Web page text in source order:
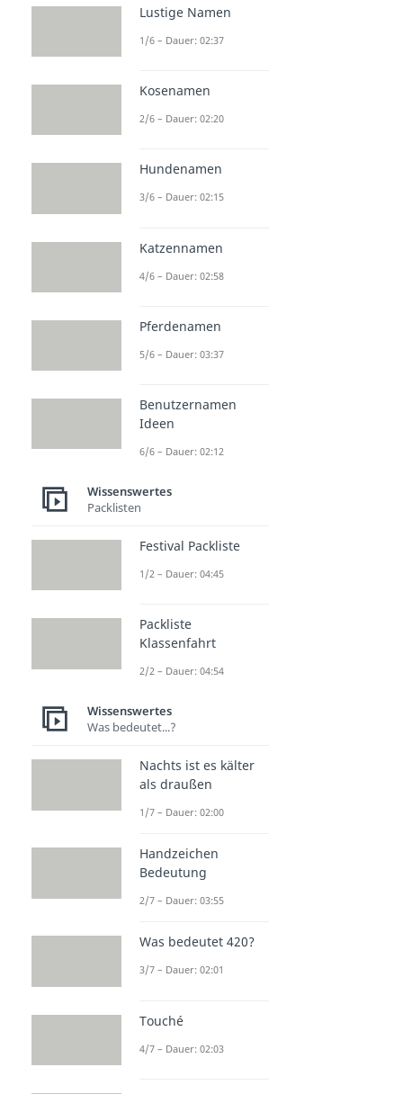
Lustige Namen
1/6 – Dauer: 02:37
Kosenamen
2/6 – Dauer: 02:20
Hundenamen
3/6 – Dauer: 02:15
Katzennamen
4/6 – Dauer: 02:58
Pferdenamen
5/6 – Dauer: 03:37
Benutzernamen
Ideen
6/6 – Dauer: 02:12
Wissenswertes
Packlisten
Festival Packliste
1/2 – Dauer: 04:45
Packliste
Klassenfahrt
2/2 – Dauer: 04:54
Wissenswertes
Was bedeutet...?
Nachts ist es kälter
als draußen
1/7 – Dauer: 02:00
Handzeichen
Bedeutung
2/7 – Dauer: 03:55
Was bedeutet 420?
3/7 – Dauer: 02:01
Touché
4/7 – Dauer: 02:03